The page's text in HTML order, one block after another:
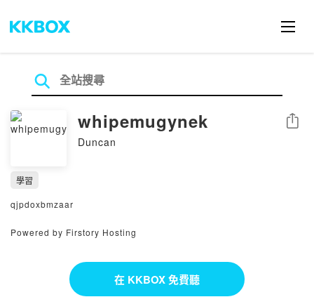
whipemugynek
Duncan
分享
學習
qjpdoxbmzaar
Powered by Firstory Hosting
在 KKBOX 免費聽